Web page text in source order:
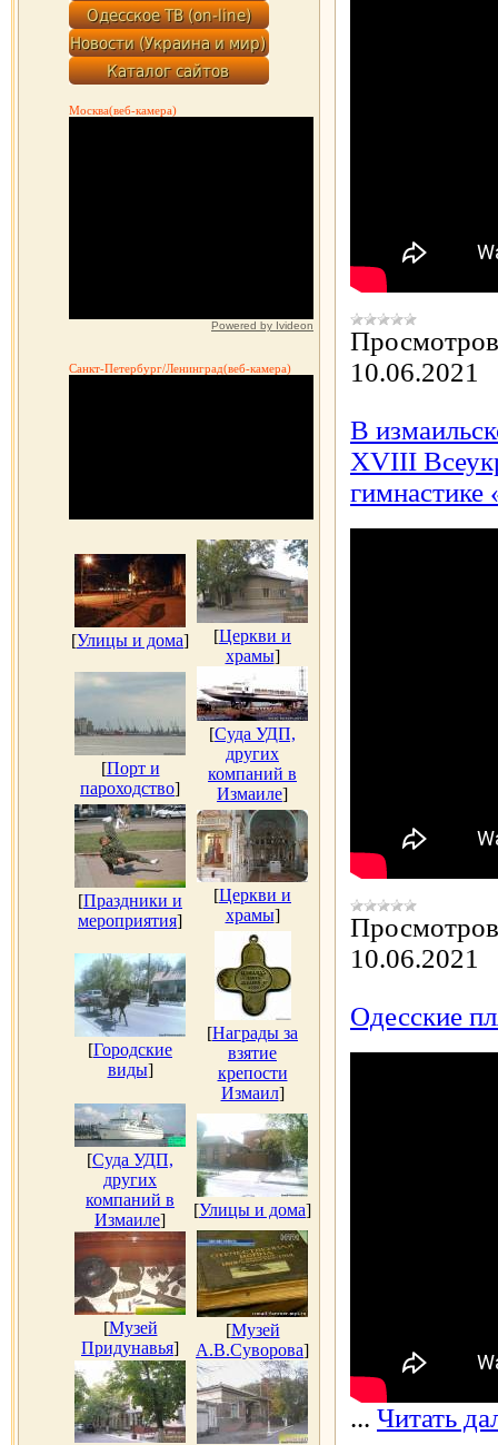
Москва(веб-камера)
Powered by Ivideon
Санкт-Петербург/Ленинград(веб-камера)
[Улицы и дома] [Церкви и
храмы]
[Порт и
пароходство]
[Суда УДП,
других
компаний в
Измаиле]
[Праздники и
мероприятия]
[Церкви и
храмы]
[Городские
виды]
[Награды за
взятие
крепости
Измаил]
[Суда УДП,
других
компаний в
Измаиле]
[Улицы и дома]
[Музей
Придунавья]
[Музей
А.В.Суворова]
10.06.2021
В
XVІІІ
гимнастике
10.06.2021
Одесские
... Читать